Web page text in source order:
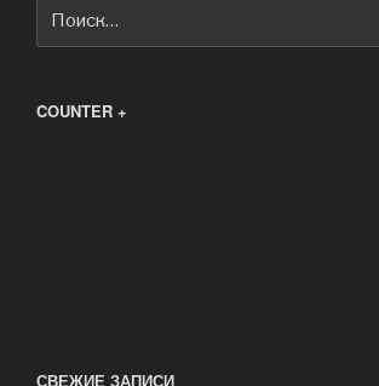
COUNTER +
СВЕЖИЕ ЗАПИСИ